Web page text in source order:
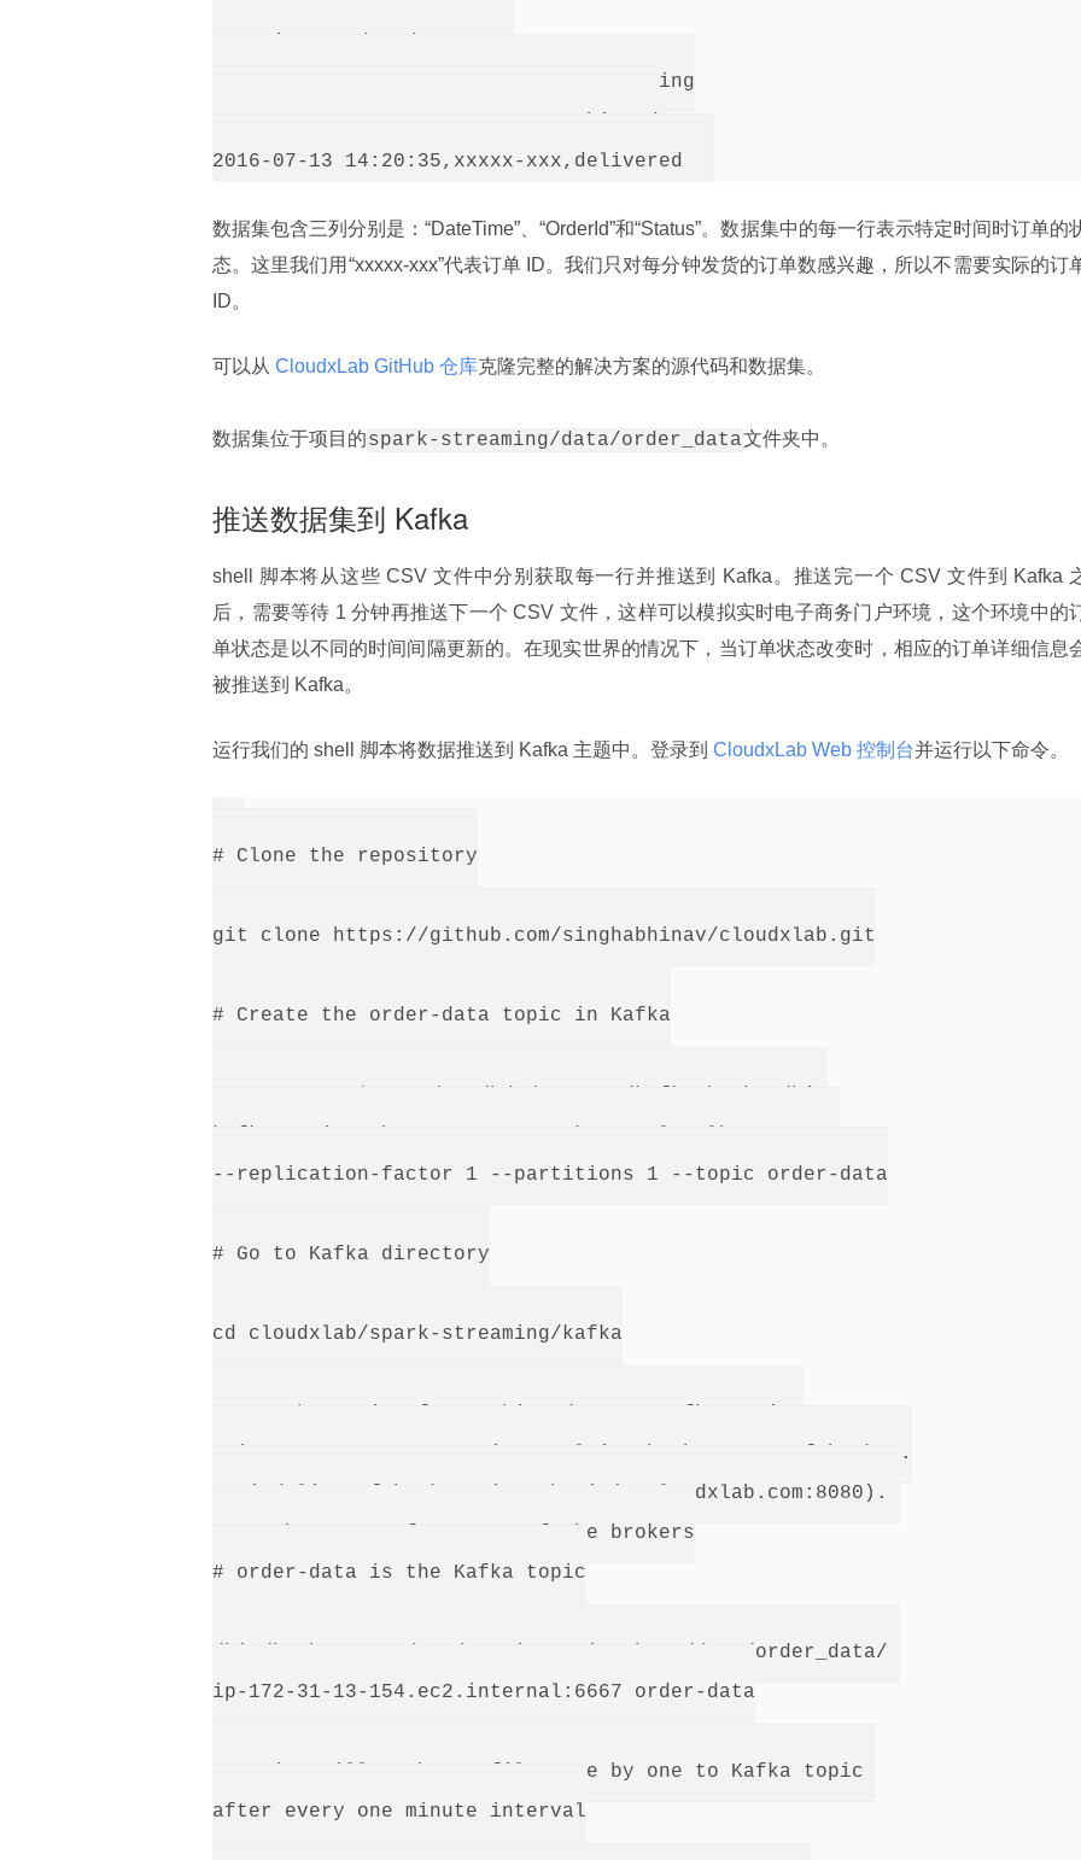
2016-07-13 14:20:33,xxxxx-xxx,processing
数据集包含三列分别是：“DateTime”、“OrderId”和“Status”。数据集中的每一行表示特定时间时订单的
态。这里我们用“xxxxx-xxx”代表订单 ID。我们只对每分钟发货的订单数感兴趣，所以不需要实际的订
ID。
可以从 CloudxLab GitHub 仓库克隆完整的解决方案的源代码和数据集。
数据集位于项目的spark-streaming/data/order_data文件夹中。
推送数据集到 Kafka
shell 脚本将从这些 CSV 文件中分别获取每一行并推送到 Kafka。推送完一个 CSV 文件到 Kafka
后，需要等待 1 分钟再推送下一个 CSV 文件，这样可以模拟实时电子商务门户环境，这个环境中的
单状态是以不同的时间间隔更新的。在现实世界的情况下，当订单状态改变时，相应的订单详细信息
被推送到 Kafka。
运行我们的 shell 脚本将数据推送到 Kafka 主题中。登录到 CloudxLab Web 控制台并运行以下命令。
# Clone the repository
git clone https://github.com/singhabhinav/cloudxlab.git
# Create the order-data topic in Kafka
--replication-factor 1 --partitions 1 --topic order-data
# Go to Kafka directory
cd cloudxlab/spark-streaming/kafka
# ip-172-31-13-154.ec2.internal is the hostname of broker.
# Find list of brokers in Ambari (a.cloudxlab.com:8080).
# Use hostname of any one of the brokers
# order-data is the Kafka topic
/bin/bash put_order_data_in_topic.sh ../data/order_data/
ip-172-31-13-154.ec2.internal:6667 order-data
# Script will push CSV files one by one to Kafka topic
after every one minute interval